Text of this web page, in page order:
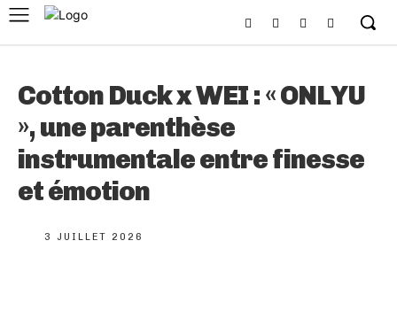
Cotton Duck x WEI : « ONLYU
», une parenthèse
instrumentale entre finesse
et émotion
3 JUILLET 2026